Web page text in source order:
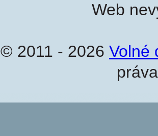
Web
© 2011 - 2026 Volné